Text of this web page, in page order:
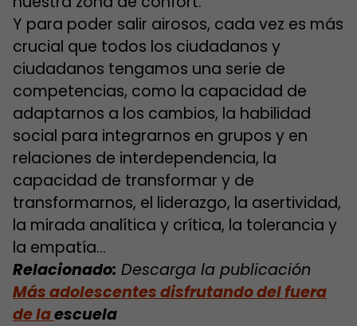
Y para poder salir airosos, cada vez es más
crucial que todos los ciudadanos y
ciudadanos tengamos una serie de
competencias, como la capacidad de
adaptarnos a los cambios, la habilidad
social para integrarnos en grupos y en
relaciones de interdependencia, la
capacidad de transformar y de
transformarnos, el liderazgo, la asertividad,
la mirada analítica y crítica, la tolerancia y
la empatía…
Relacionado: Descarga la publicación
Más adolescentes disfrutando del fuera
de laescuela